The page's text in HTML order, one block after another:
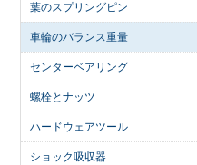
葉のスプリングピン
車輪のバランス重量
センターベアリング
螺栓とナッツ
ハードウェアツール
ショック吸収器